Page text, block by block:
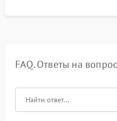
FAQ. Ответы на